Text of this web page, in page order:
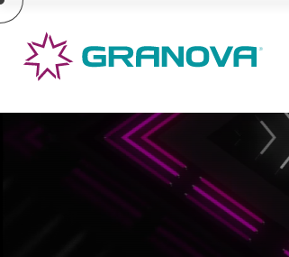
Granova Ambalaj Tasarım &
Ürün Geliştirme